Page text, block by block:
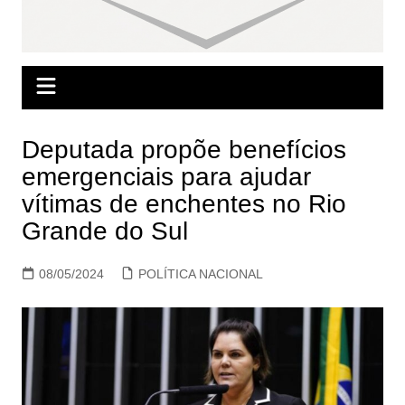
Deputada propõe benefícios
emergenciais para ajudar
vítimas de enchentes no Rio
Grande do Sul
08/05/2024 POLÍTICA NACIONAL